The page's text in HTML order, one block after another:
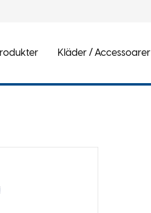
Kläder / Accessoarer